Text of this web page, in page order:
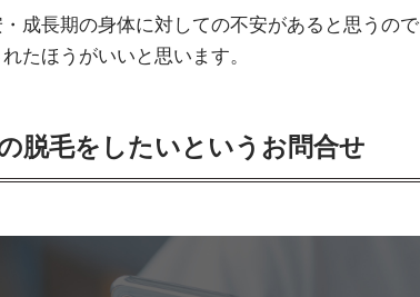
成長期の身体に対しての不安があると思うので
たほうがいいと思います。
脱毛をしたいというお問合せ